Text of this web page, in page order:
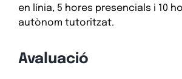
en línia, 5 hores presencials i 10
autònom tutoritzat.
Avaluació